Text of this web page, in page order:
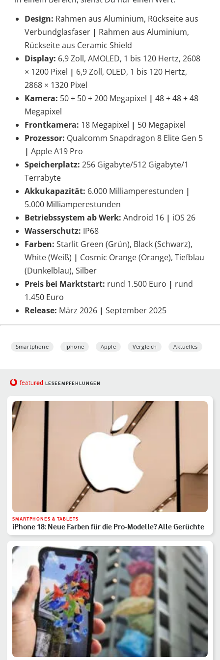
Design: Rahmen aus Aluminium, Rückseite aus
Verbundglasfaser | Rahmen aus Aluminium,
Rückseite aus Ceramic Shield
Display: 6,9 Zoll, AMOLED, 1 bis 120 Hertz, 2608
× 1200 Pixel | 6,9 Zoll, OLED, 1 bis 120 Hertz,
2868 × 1320 Pixel
Kamera: 50 + 50 + 200 Megapixel | 48 + 48 + 48
Megapixel
Frontkamera: 18 Megapixel | 50 Megapixel
Prozessor: Qualcomm Snapdragon 8 Elite Gen 5
| Apple A19 Pro
Speicherplatz: 256 Gigabyte/512 Gigabyte/1
Terrabyte
Akkukapazität: 6.000 Milliamperestunden |
5.000 Milliamperestunden
Betriebssystem ab Werk: Android 16 | iOS 26
Wasserschutz: IP68
Farben: Starlit Green (Grün), Black (Schwarz),
White (Weiß) | Cosmic Orange (Orange), Tiefblau
(Dunkelblau), Silber
Preis bei Marktstart: rund 1.500 Euro | rund
1.450 Euro
Release: März 2026 | September 2025
Smartphone Iphone Apple Vergleich Aktuelles
featured LESEEMPFEHLUNGEN
SMARTPHONES & TABLETS
iPhone 18: Neue Farben für die Pro-Modelle? Alle Gerüchte